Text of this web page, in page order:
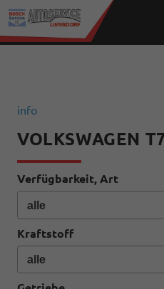
info
VOLKSWAGEN
Verfügbarkeit, Art
Kraftstoff